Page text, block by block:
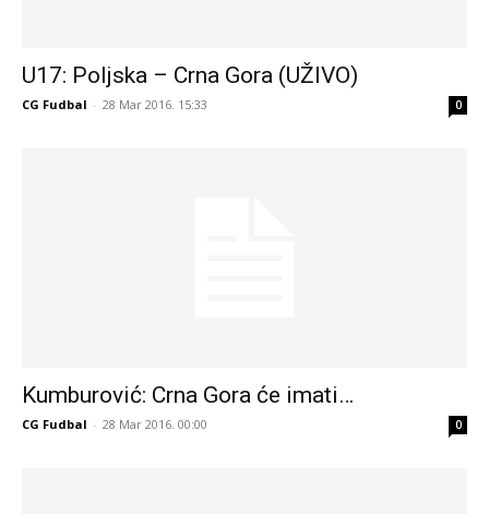
U17: Poljska – Crna Gora (UŽIVO)
CG Fudbal - 28 Mar 2016. 15:33 0
Kumburović: Crna Gora će imati…
CG Fudbal - 28 Mar 2016. 00:00 0